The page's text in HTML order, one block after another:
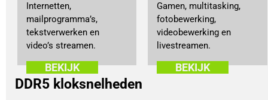
Internetten,
mailprogramma’s,
tekstverwerken en
video’s streamen.
BEKIJK
Gamen, multitasking,
fotobewerking,
videobewerking en
livestreamen.
BEKIJK
DDR5 kloksnelheden